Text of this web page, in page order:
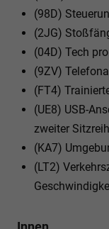
(98D)
(2JG)
(04D) Tech pro
(9ZV)
(FT4)
(UE8) USB-
zweiter
(KA7)
(LT2)